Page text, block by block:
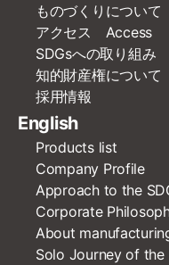
ものづくりについて
アクセス Access
SDGsへの取り組み
知的財産権について
採用情報
English
Products list
Company Profile
Approach to the
Corporate
About
Solo Journey of